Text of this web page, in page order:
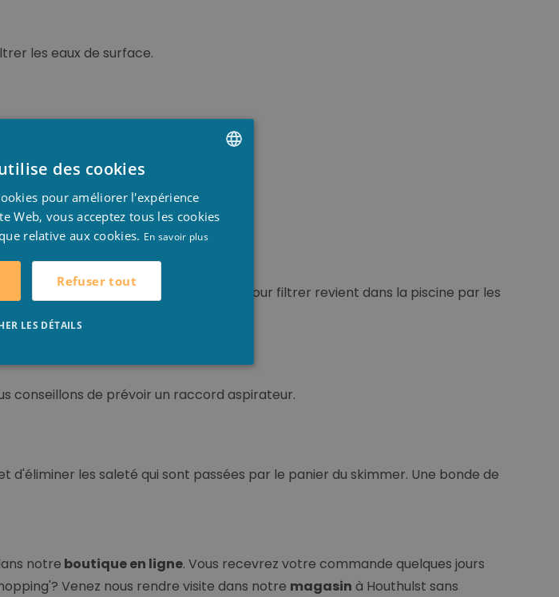
les eaux de surface.
niveau d'eau reste toujours optimal.
prise balai, ... dans votre piscine.
piscine, par le skimmer, prise balai... pour filtrer revient dans la piscine par les
conseillons de prévoir un raccord aspirateur.
les saleté qui sont passées par le panier du skimmer. Une bonde de
notre boutique en ligne. Vous recevrez votre commande quelques jours
Venez nous rendre visite dans notre magasin à Houthulst sans
ENGLISH
des cookies
pour améliorer l'expérience
Web, vous acceptez tous les cookies
relative aux cookies. En savoir plus
Refuser tout
LES DÉTAILS